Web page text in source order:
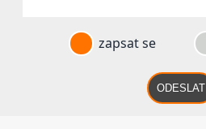
zapsat se
ODESLAT